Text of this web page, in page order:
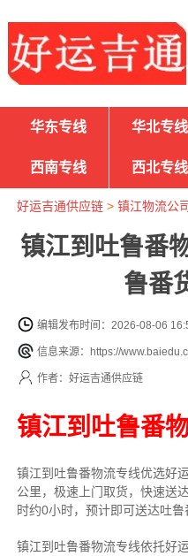
华东专线 华北专线
西南专线 西北专线
好运吉通供应链> 镇江物流公
镇江到吐鲁番
鲁番
编辑发布时间：2026-08-06
信息来源：https://
作者：好运吉通供应链
镇江到吐鲁番
镇江到吐鲁番物流专线优选好
公里， 极速上门取货，快速送
时约0小时，预计即可送达吐鲁
镇江到吐鲁番物流专线依托好